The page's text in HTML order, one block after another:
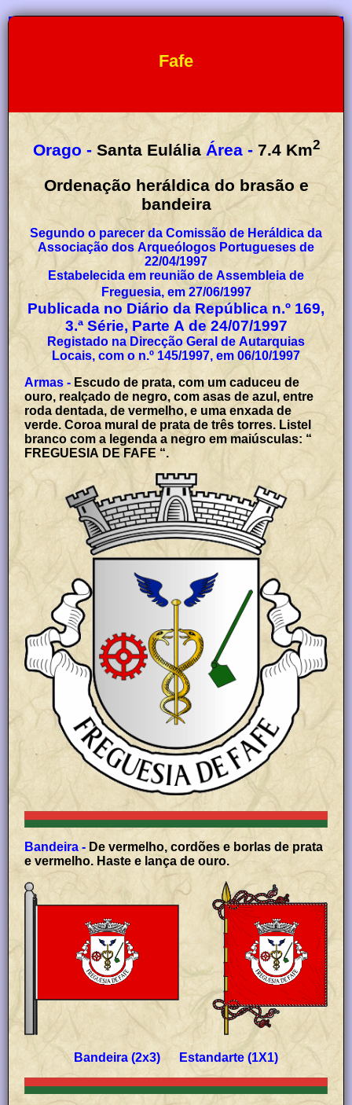
Fafe
Orago - Santa Eulália Área - 7.4 Km2
Ordenação heráldica do brasão e
bandeira
Segundo o parecer da Comissão de Heráldica da
Associação dos Arqueólogos Portugueses de
22/04/1997
Estabelecida em reunião de Assembleia de
Freguesia, em 27/06/1997
Publicada no Diário da República n.º 169,
3.ª Série, Parte A de 24/07/1997
Registado na Direcção Geral de Autarquias
Locais, com o n.º 145/1997, em 06/10/1997
Armas - Escudo de prata, com um caduceu de
ouro, realçado de negro, com asas de azul, entre
roda dentada, de vermelho, e uma enxada de
verde. Coroa mural de prata de três torres. Listel
branco com a legenda a negro em maiúsculas: “
FREGUESIA DE FAFE “.
Bandeira - De vermelho, cordões e borlas de prata
e vermelho. Haste e lança de ouro.
Bandeira (2x3) Estandarte (1X1)